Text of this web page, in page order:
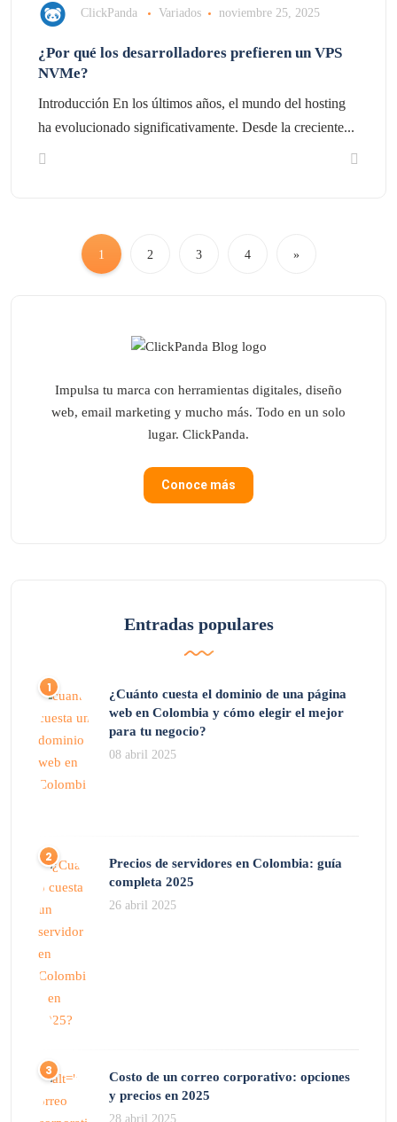
ClickPanda Variados noviembre 25, 2025
¿Por qué los desarrolladores prefieren un VPS
NVMe?
Introducción En los últimos años, el mundo del hosting
ha evolucionado significativamente. Desde la creciente...
1 2 3 4 »
Impulsa tu marca con herramientas digitales, diseño
web, email marketing y mucho más. Todo en un solo
lugar. ClickPanda.
Conoce más
Entradas populares
¿Cuánto cuesta el dominio de una página
web en Colombia y cómo elegir el mejor
para tu negocio?
08 abril 2025
Precios de servidores en Colombia: guía
completa 2025
26 abril 2025
Costo de un correo corporativo: opciones
y precios en 2025
28 abril 2025